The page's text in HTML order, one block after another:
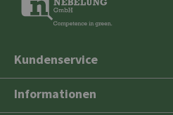
Kundenservice
Informationen